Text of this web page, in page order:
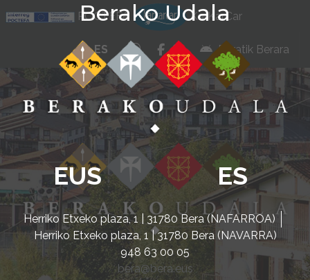
Berako Udala
EUS ES
Herriko Etxeko plaza, 1 | 31780 Bera (NAFARROA)
Herriko Etxeko plaza, 1 | 31780 Bera (NAVARRA)
948 63 00 05
bera@bera.eus
POCTEFA KarKarCar
ES whatsapp
facebook
instagram
Beratik Berara